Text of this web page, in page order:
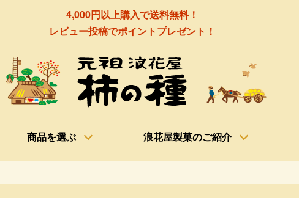
4,000円以上購入で送料無料！
レビュー投稿でポイントプレゼント！
商品を選ぶ 浪花屋製菓のご紹介